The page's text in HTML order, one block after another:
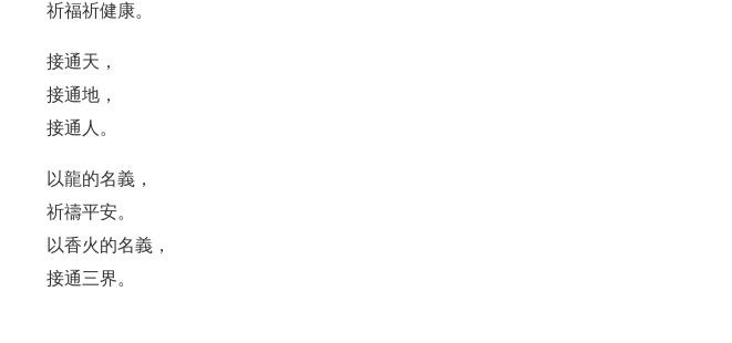
祈福祈健康。
接通天，
接通地，
接通人。
以龍的名義，
祈禱平安。
以香火的名義，
接通三界。